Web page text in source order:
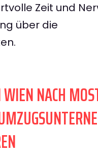
Zeit und
über die
NACH